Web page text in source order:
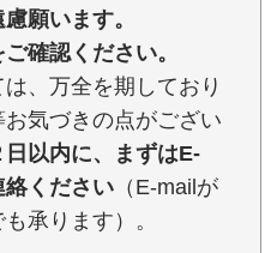
願います。
確認ください。
、万全を期しており
気づきの点がござい
以内に、まずはE-
ください （E-mailが
承ります）。